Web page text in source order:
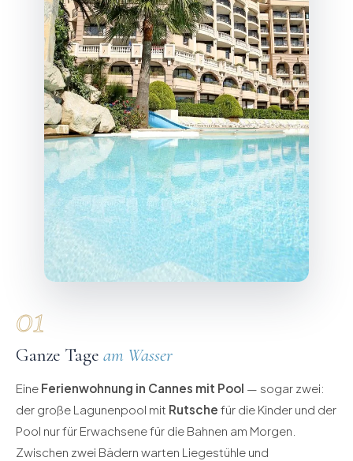
01
Ganze Tage am Wasser
Eine Ferienwohnung in Cannes mit Pool — sogar zwei:
der große Lagunenpool mit Rutsche für die Kinder und der
Pool nur für Erwachsene für die Bahnen am Morgen.
Zwischen zwei Bädern warten Liegestühle und